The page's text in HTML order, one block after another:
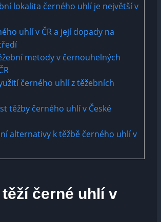
lokalita černého uhlí je největší v
uhlí v ČR a její dopady na
metody v černouhelných
černého uhlí z těžebních
těžby černého uhlí v České
alternativy k těžbě černého uhlí v
černé uhlí v